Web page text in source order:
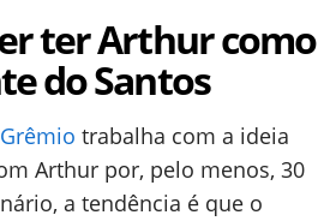
ter Arthur como
do Santos
Grêmio trabalha com a ideia
Arthur por, pelo menos, 30
a tendência é que o